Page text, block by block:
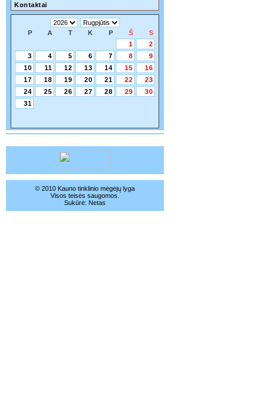
Kontaktai
P A T K P Š
S
1
2
3
4 5 6 7 8
9
10
11 12 13 14 15
16
17
18 19 20 21 22
23
24
25 26 27 28 29
30
31
© 2010 Kauno tinklinio mėgėjų lyga
Visos teisės saugomos.
Sukūrė: Netas